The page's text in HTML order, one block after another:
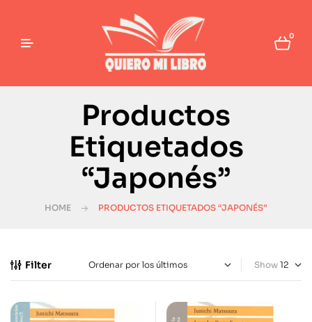
0
Productos
Etiquetados
“Japonés”
HOME PRODUCTOS ETIQUETADOS “JAPONÉS”
Filter Show